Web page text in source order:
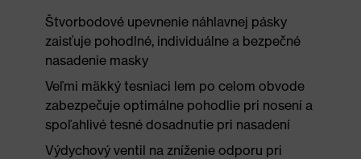
Štvorbodové upevnenie náhlavnej pásky
zaisťuje pohodlné, individuálne a bezpečné
nasadenie masky
Veľmi mäkký tesniaci lem po celom obvode
zabezpečuje optimálne pohodlie pri nosení a
spoľahlivé tesné dosadnutie pri nasadení
Výdychový ventil na zníženie odporu pri